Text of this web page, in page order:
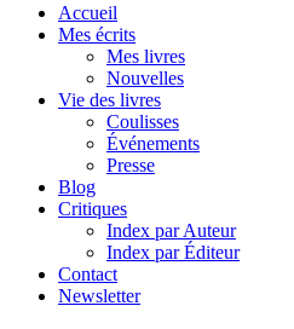
Accueil
Mes écrits
Mes livres
Nouvelles
Vie des livres
Coulisses
Événements
Presse
Blog
Critiques
Index par Auteur
Index par Éditeur
Contact
Newsletter